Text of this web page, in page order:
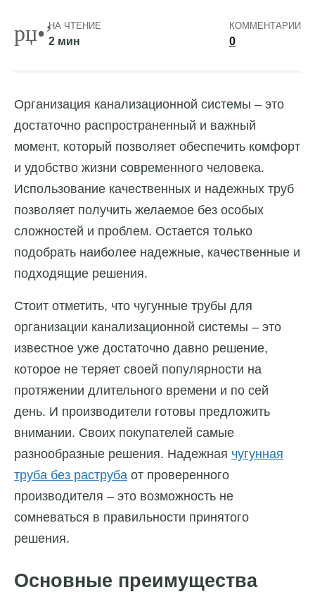
НА ЧТЕНИЕ
2 мин
КОММЕНТАРИИ
0
Организация канализационной системы – это
достаточно распространенный и важный
момент, который позволяет обеспечить комфорт
и удобство жизни современного человека.
Использование качественных и надежных труб
позволяет получить желаемое без особых
сложностей и проблем. Остается только
подобрать наиболее надежные, качественные и
подходящие решения.
Стоит отметить, что чугунные трубы для
организации канализационной системы – это
известное уже достаточно давно решение,
которое не теряет своей популярности на
протяжении длительного времени и по сей
день. И производители готовы предложить
внимании. Своих покупателей самые
разнообразные решения. Надежная чугунная
труба без раструба от проверенного
производителя – это возможность не
сомневаться в правильности принятого
решения.
Основные преимущества